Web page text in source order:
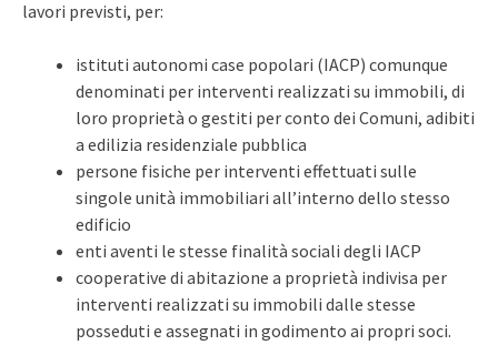
lavori previsti, per:
istituti autonomi case popolari (IACP) comunque
denominati per interventi realizzati su immobili, di
loro proprietà o gestiti per conto dei Comuni, adibiti
a edilizia residenziale pubblica
persone fisiche per interventi effettuati sulle
singole unità immobiliari all’interno dello stesso
edificio
enti aventi le stesse finalità sociali degli IACP
cooperative di abitazione a proprietà indivisa per
interventi realizzati su immobili dalle stesse
posseduti e assegnati in godimento ai propri soci.